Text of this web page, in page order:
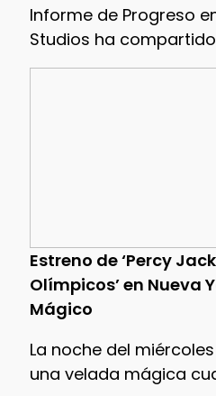
Informe de Progreso
Studios ha
Estreno de ‘Percy
Olímpicos’ en Nueva
Mágico
La noche del
una velada mágica